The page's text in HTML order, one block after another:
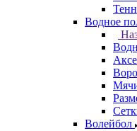
Водное
Волейбол